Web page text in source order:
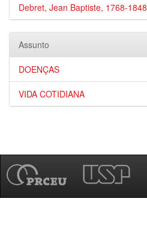
Debret, Jean Baptiste, 1768-1848
Assunto
DOENÇAS
VIDA COTIDIANA